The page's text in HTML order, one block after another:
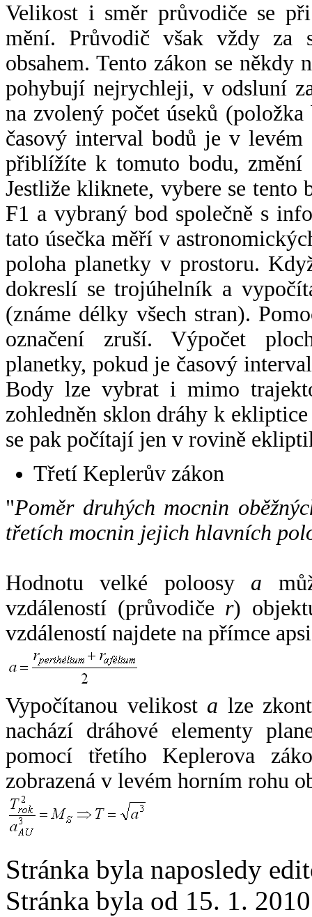
Velikost i směr průvodiče se
mění. Průvodič však vždy za
obsahem. Tento zákon se někdy
pohybují nejrychleji, v odsluní
na zvolený počet úseků
časový interval bodů je v
přiblížíte k tomuto bodu,
Jestliže kliknete, vybere se tento
F1 a vybraný bod společně s
tato úsečka měří v
poloha planetky v prostoru.
dokreslí se trojúhelník a
(známe délky všech stran).
označení zruší. Výpočet
planetky, pokud je časový
Body lze vybrat i mimo
zohledněn sklon dráhy k
se pak počítají jen v rovině
Třetí Keplerův zákon
"Poměr druhých mocnin
třetích mocnin jejich hlavních
Hodnotu velké poloosy a
vzdáleností (průvodiče r)
vzdáleností najdete na přímce
Vypočítanou velikost a lze
nachází dráhové elementy
pomocí třetího Keplerova
zobrazená v levém horním rohu
Stránka byla naposledy
Stránka byla od 15. 1.